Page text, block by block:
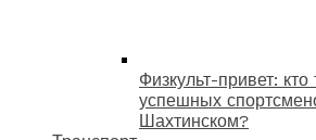
Физкульт-привет: кто
успешных
Шахтинском?